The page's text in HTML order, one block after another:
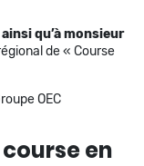
qu’à monsieur
de « Course
OEC
en